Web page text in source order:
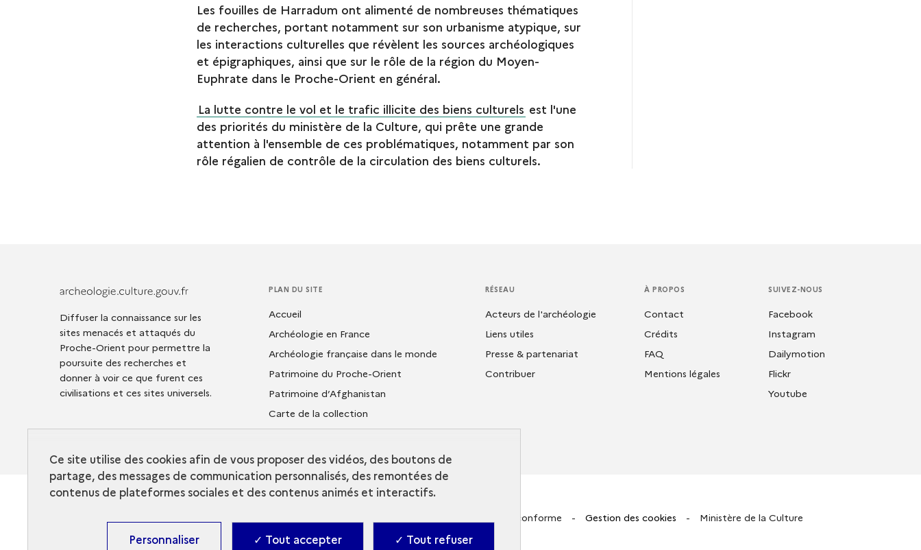
Les fouilles de Harradum ont alimenté de nombreuses thématiques
de recherches, portant notamment sur son urbanisme atypique, sur
les interactions culturelles que révèlent les sources archéologiques
et épigraphiques, ainsi que sur le rôle de la région du Moyen-
Euphrate dans le Proche-Orient en général.
La lutte contre le vol et le trafic illicite des biens culturels est l'une
des priorités du ministère de la Culture, qui prête une grande
attention à l'ensemble de ces problématiques, notamment par son
rôle régalien de contrôle de la circulation des biens culturels.
Diffuser la connaissance sur les
sites menacés et attaqués du
Proche-Orient pour permettre la
poursuite des recherches et
donner à voir ce que furent ces
civilisations et ces sites universels.
PLAN DU SITE
Accueil
Archéologie en France
Archéologie française dans le monde
Patrimoine du Proche-Orient
Patrimoine d’Afghanistan
Carte de la collection
Médiathèque
RÉSEAU
Acteurs de l'archéologie
Liens utiles
Presse & partenariat
Contribuer
À PROPOS
Contact
Crédits
FAQ
Mentions légales
SUIVEZ-NOUS
Facebook
Instagram
Dailymotion
Flickr
Youtube
Accessibilité : Partiellement conforme - Gestion des cookies - Ministère de la Culture
Ce site utilise des cookies afin de vous proposer des vidéos, des boutons de
partage, des messages de communication personnalisés, des remontées de
contenus de plateformes sociales et des contenus animés et interactifs.
Personnaliser ✓ Tout accepter ✓ Tout refuser